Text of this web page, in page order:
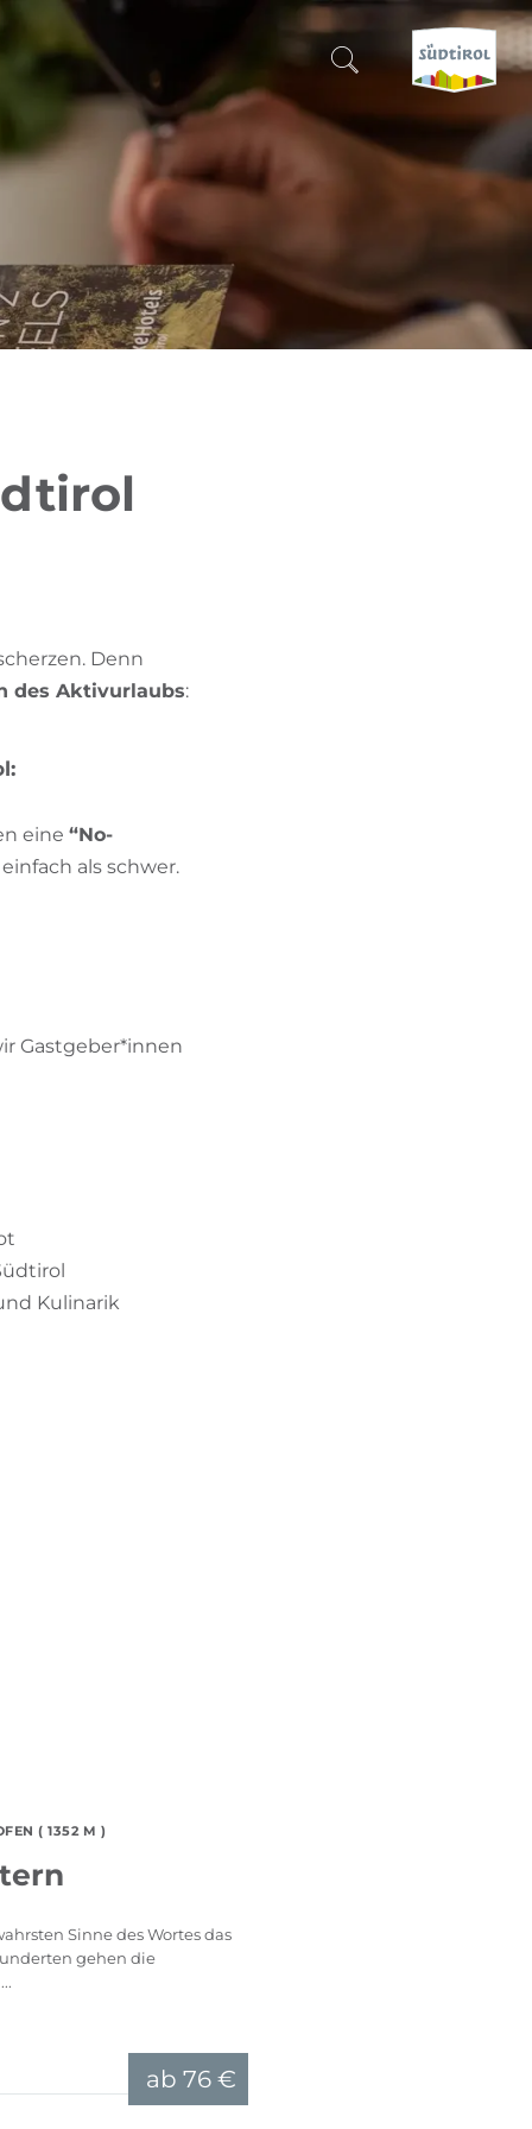
SUCHEN & BUCHEN
WANN?
-
Denn
des Aktivurlaubs:
eine “No-
als schwer.
Gastgeber*innen
Kulinarik
( 1352 M )
Sinne des Wortes das
gehen die
ab 76 €